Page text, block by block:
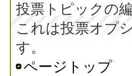
投票トピックの
これは投票オプ
す。
ページトップ